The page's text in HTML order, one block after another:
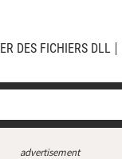
DES FICHIERS DLL
advertisement